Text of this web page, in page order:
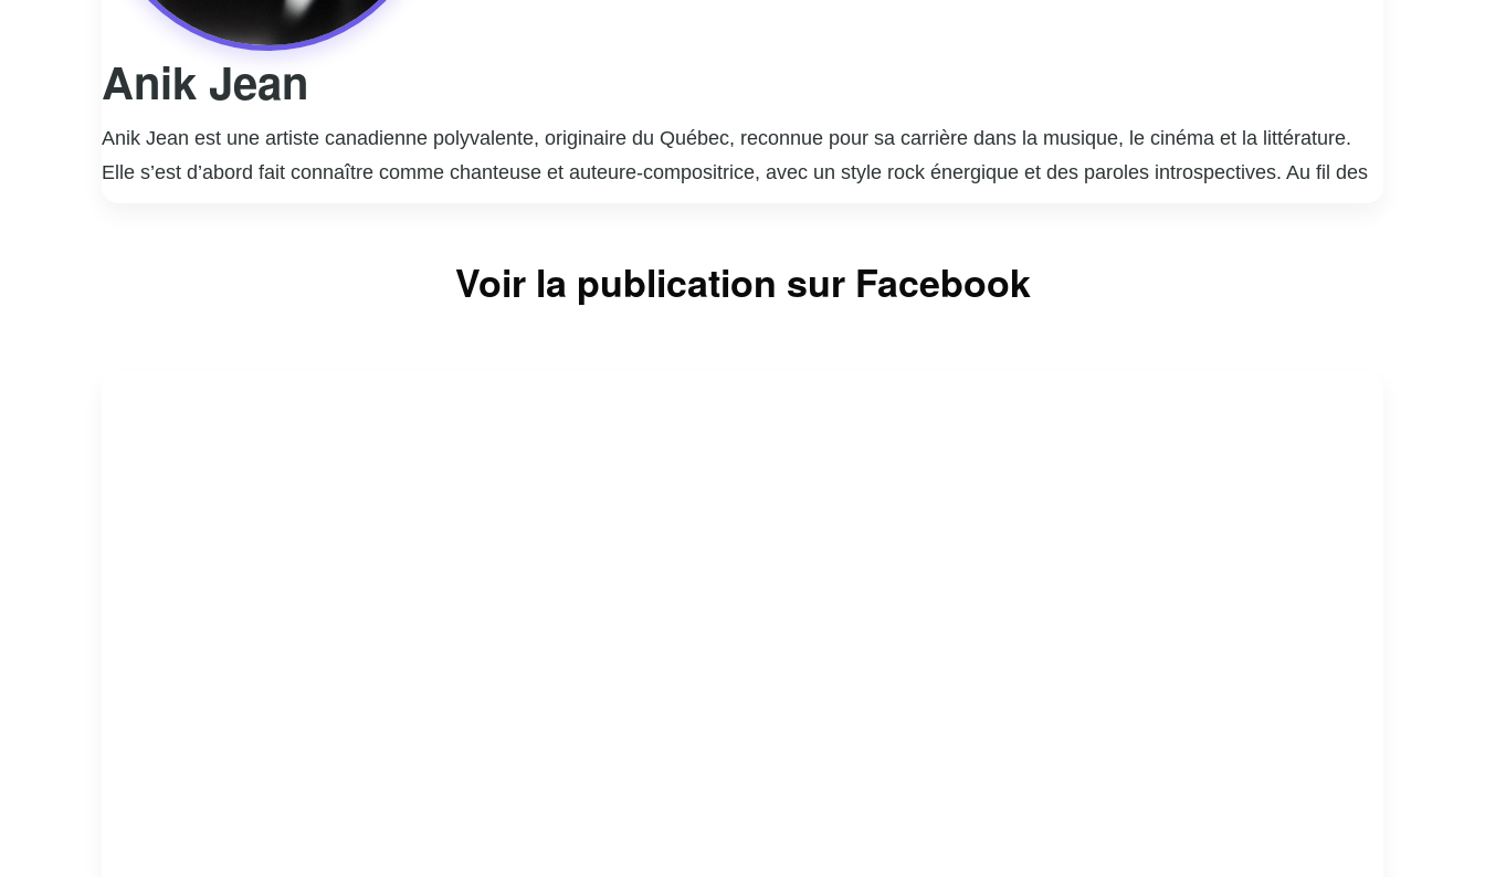
Anik Jean
Anik Jean est une artiste canadienne polyvalente, originaire du Québec, reconnue pour sa carrière dans la musique, le cinéma et la littérature.
Elle s’est d’abord fait connaître comme chanteuse et auteure-compositrice, avec un style rock énergique et des paroles introspectives. Au fil des
projets cinématographiques, démontrant son talent d’actrice et de réalisatrice. Sa passion pour les arts ne s’arrête pas là; elle a également
Voir la publication sur Facebook